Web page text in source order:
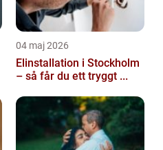
04 maj 2026
Elinstallation i Stockholm
– så får du ett tryggt ...